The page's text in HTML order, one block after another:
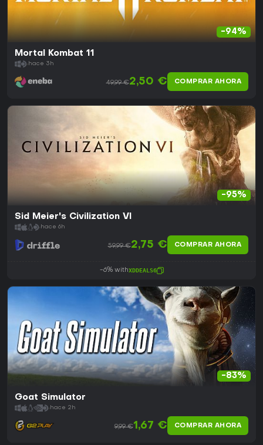
-94%
Mortal Kombat 11
hace 3h
49,99 €2,50 € COMPRAR AHORA
-95%
Sid Meier's Civilization VI
hace 6h
59,99 €2,75 € COMPRAR AHORA
-6% withXDDEALS6
-83%
Goat Simulator
hace 2h
9,99 €1,67 € COMPRAR AHORA